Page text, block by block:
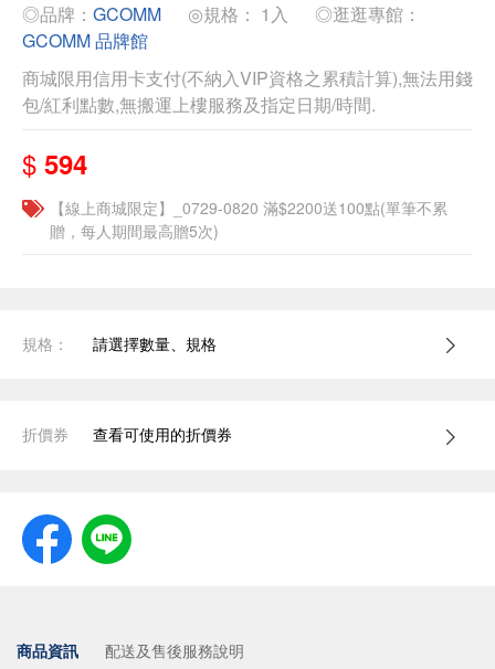
◎品牌： GCOMM ◎規格： 1入
◎逛逛專館：
GCOMM 品牌館
商城限用信用卡支付(不納入VIP資格之累積計算),無法用錢
包/紅利點數,無搬運上樓服務及指定日期/時間.
$ 594
【線上商城限定】_0729-0820 滿$2200送100點(單筆不累
贈，每人期間最高贈5次)
規格： 請選擇數量、規格
折價券 查看可使用的折價券
商品資訊 配送及售後服務說明